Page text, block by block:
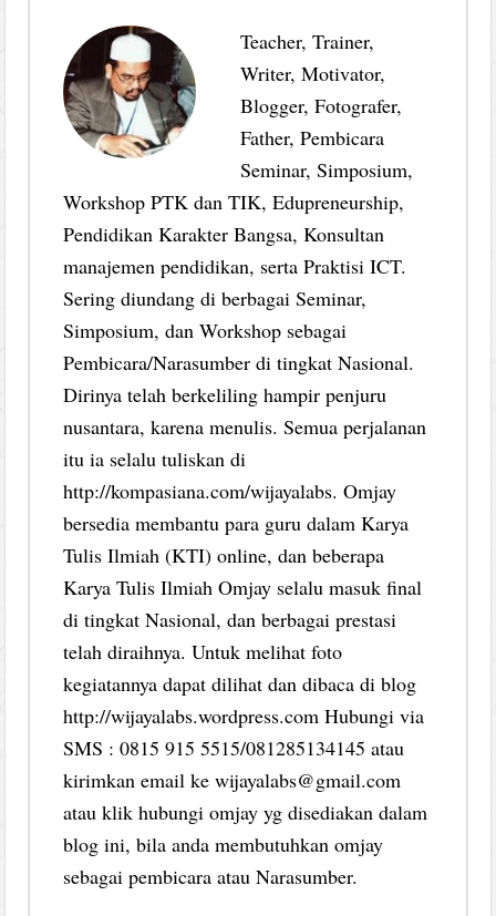
Teacher, Trainer,
Writer, Motivator,
Blogger, Fotografer,
Father, Pembicara
Seminar, Simposium,
Workshop PTK dan TIK, Edupreneurship,
Pendidikan Karakter Bangsa, Konsultan
manajemen pendidikan, serta Praktisi ICT.
Sering diundang di berbagai Seminar,
Simposium, dan Workshop sebagai
Pembicara/Narasumber di tingkat Nasional.
Dirinya telah berkeliling hampir penjuru
nusantara, karena menulis. Semua perjalanan
itu ia selalu tuliskan di
http://kompasiana.com/wijayalabs. Omjay
bersedia membantu para guru dalam Karya
Tulis Ilmiah (KTI) online, dan beberapa
Karya Tulis Ilmiah Omjay selalu masuk final
di tingkat Nasional, dan berbagai prestasi
telah diraihnya. Untuk melihat foto
kegiatannya dapat dilihat dan dibaca di blog
http://wijayalabs.wordpress.com Hubungi via
SMS : 0815 915 5515/081285134145 atau
kirimkan email ke wijayalabs@gmail.com
atau klik hubungi omjay yg disediakan dalam
blog ini, bila anda membutuhkan omjay
sebagai pembicara atau Narasumber.